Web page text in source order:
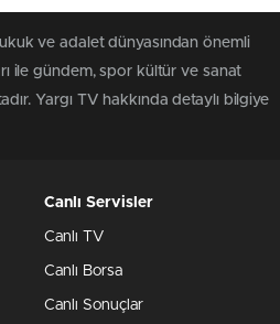
ve adalet dünyasından önemli
ile gündem, spor kültür ve sanat
Yargı TV hakkında detaylı bilgiye
Canlı Servisler
Canlı TV
Canlı Borsa
Canlı Sonuçlar